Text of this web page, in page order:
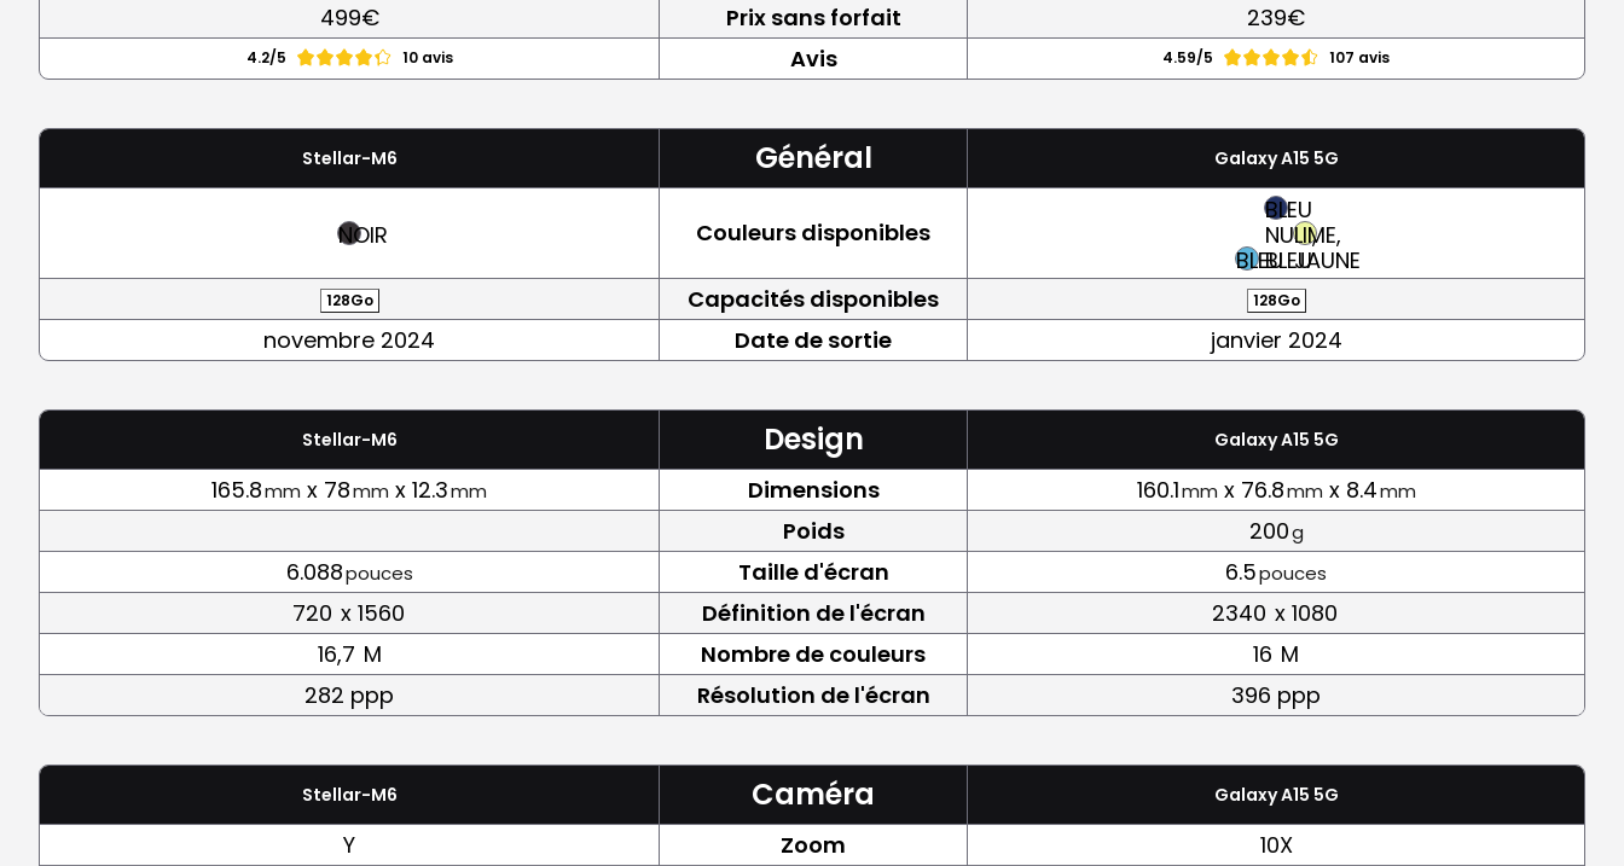
499€
Prix sans forfait 239€
4.2/5 10 avis Avis 4.59/5 107 avis
Stellar-M6 Général Galaxy A15 5G
NOIR
Couleurs disponibles
BLEU
BLEU
NUIT,
BLEU
LIME,
JAUNE
128Go Capacités disponibles 128Go
novembre 2024 Date de sortie janvier 2024
Stellar-M6 Design Galaxy A15 5G
165.8mm x 78mm x 12.3mm Dimensions 160.1mm x 76.8mm x 8.4mm
Poids 200g
6.088pouces Taille d'écran 6.5pouces
720 x 1560 Définition de l'écran 2340 x 1080
16,7 M Nombre de couleurs 16 M
282 ppp
Résolution de l'écran 396 ppp
Stellar-M6 Caméra Galaxy A15 5G
Y Zoom
10X